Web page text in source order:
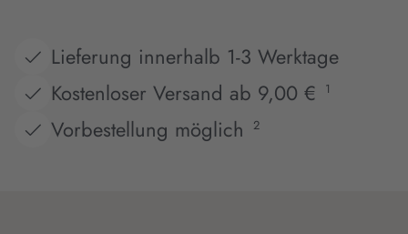
Lieferung innerhalb 1-3 Werktage
Kostenloser Versand ab 9,00 €
1
Vorbestellung möglich 2